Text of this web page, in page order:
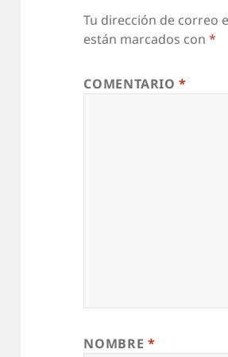
Tu dirección de correo
están marcados con*
COMENTARIO*
NOMBRE *